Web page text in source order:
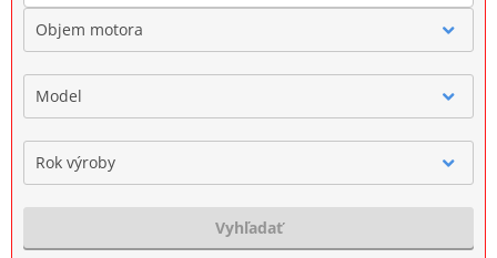
Objem motora
Model
Rok výroby
Vyhľadať